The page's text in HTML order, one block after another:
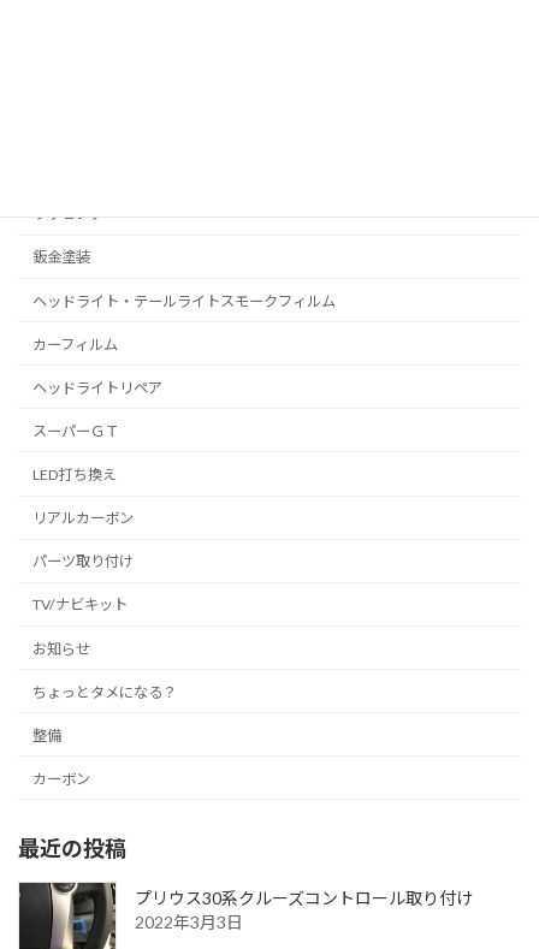
ラッピング
鈑金塗装
ヘッドライト・テールライトスモークフィルム
カーフィルム
ヘッドライトリペア
スーパーＧＴ
LED打ち換え
リアルカーボン
パーツ取り付け
TV/ナビキット
お知らせ
ちょっとタメになる？
整備
カーボン
最近の投稿
プリウス30系クルーズコントロール取り付け
2022年3月3日